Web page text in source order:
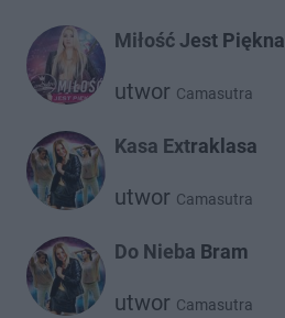
Miłość Jest Piękna
utwor Camasutra
Kasa Extraklasa
utwor Camasutra
Do Nieba Bram
utwor Camasutra